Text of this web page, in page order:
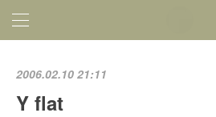
2006.02.10 21:11
Y flat